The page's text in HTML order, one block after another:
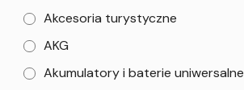
Akcesoria turystyczne
AKG
Akumulatory i baterie uniwersalne